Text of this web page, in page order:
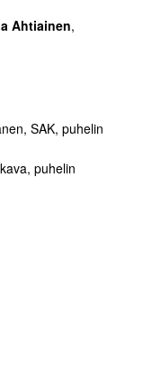
Ahtiainen,
SAK, puhelin
puhelin